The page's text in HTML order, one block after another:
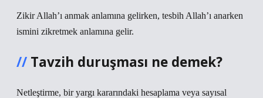
Zikir Allah’ı anmak anlamına gelirken, tesbih Allah’ı anarken
ismini zikretmek anlamına gelir.
Tavzih duruşması ne demek?
Netleştirme, bir yargı kararındaki hesaplama veya sayısal